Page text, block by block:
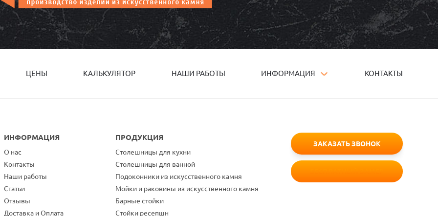
ЦЕНЫ КАЛЬКУЛЯТОР НАШИ РАБОТЫ ИНФОРМАЦИЯ КОНТАКТЫ
ИНФОРМАЦИЯ
О нас
Контакты
Наши работы
Статьи
Отзывы
Доставка и Оплата
ПРОДУКЦИЯ
Столешницы для кухни
Столешницы для ванной
Подоконники из искусственного камня
Мойки и раковины из искусственного камня
Барные стойки
Стойки ресепшн
ЗАКАЗАТЬ ЗВОНОК